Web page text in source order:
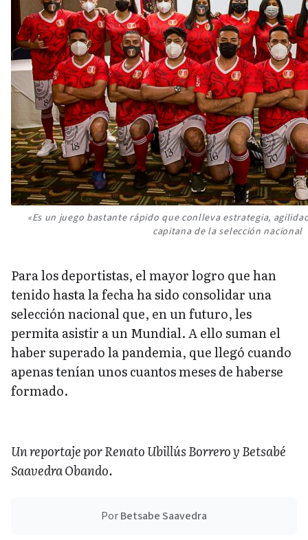
«Es un juego bastante rápido que conlleva estrategia,
capitana de la selección nacional
Para los deportistas, el mayor logro que han
tenido hasta la fecha ha sido consolidar una
selección nacional que, en un futuro, les
permita asistir a un Mundial. A ello suman el
haber superado la pandemia, que llegó cuando
apenas tenían unos cuantos meses de haberse
formado.
Un reportaje por Renato Ubillús Borrero y Betsabé
Saavedra Obando.
PorBetsabe Saavedra